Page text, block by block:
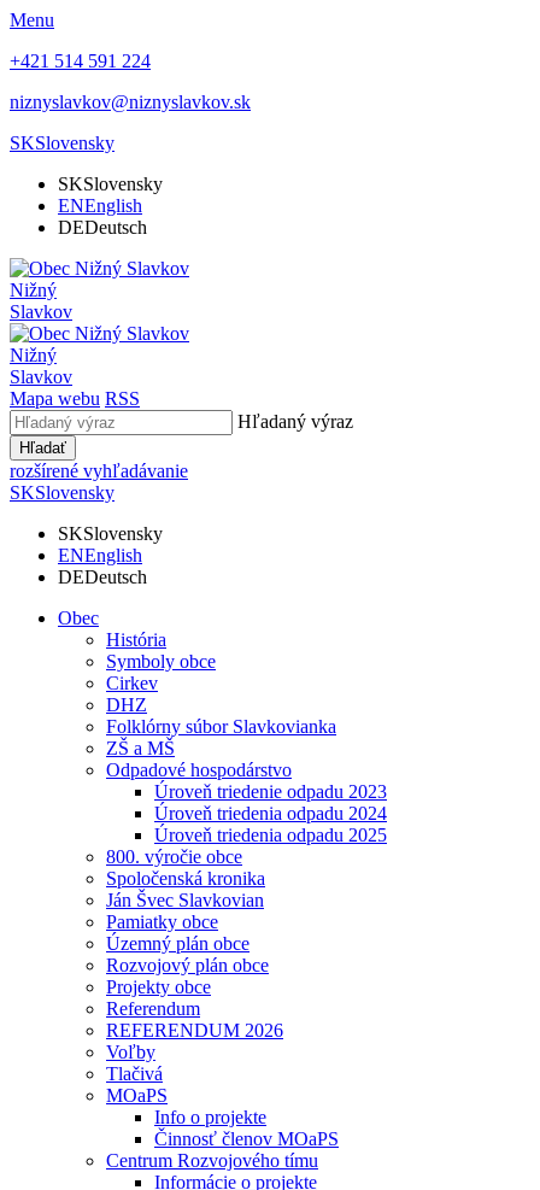
Menu
+421 514 591 224
niznyslavkov@niznyslavkov.sk
SKSlovensky
SKSlovensky
ENEnglish
DEDeutsch
Nižný
Slavkov
Nižný
Slavkov
Mapa webu RSS
Hľadaný výraz
Hľadať
rozšírené vyhľadávanie
SKSlovensky
SKSlovensky
ENEnglish
DEDeutsch
Obec
História
Symboly obce
Cirkev
DHZ
Folklórny súbor Slavkovianka
ZŠ a MŠ
Odpadové hospodárstvo
Úroveň triedenie odpadu 2023
Úroveň triedenia odpadu 2024
Úroveň triedenia odpadu 2025
800. výročie obce
Spoločenská kronika
Ján Švec Slavkovian
Pamiatky obce
Územný plán obce
Rozvojový plán obce
Projekty obce
Referendum
REFERENDUM 2026
Voľby
Tlačivá
MOaPS
Info o projekte
Činnosť členov MOaPS
Centrum Rozvojového tímu
Informácie o projekte